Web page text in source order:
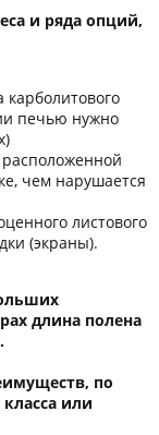
и ряда опций,
карболитового
печью нужно
расположенной
чем нарушается
листового
(экраны).
длина полена
по
или